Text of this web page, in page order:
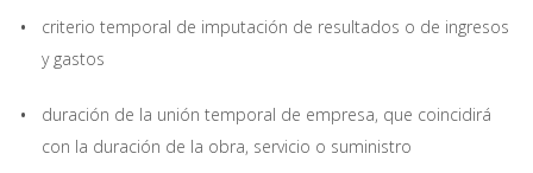
criterio temporal de imputación de resultados o de ingresos
y gastos
duración de la unión temporal de empresa, que coincidirá
con la duración de la obra, servicio o suministro